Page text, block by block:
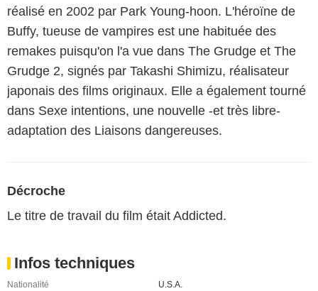
réalisé en 2002 par Park Young-hoon. L'héroïne de
Buffy, tueuse de vampires est une habituée des
remakes puisqu'on l'a vue dans The Grudge et The
Grudge 2, signés par Takashi Shimizu, réalisateur
japonais des films originaux. Elle a également tourné
dans Sexe intentions, une nouvelle -et très libre-
adaptation des Liaisons dangereuses.
Décroche
Le titre de travail du film était Addicted.
Infos techniques
Nationalité
U.S.A.